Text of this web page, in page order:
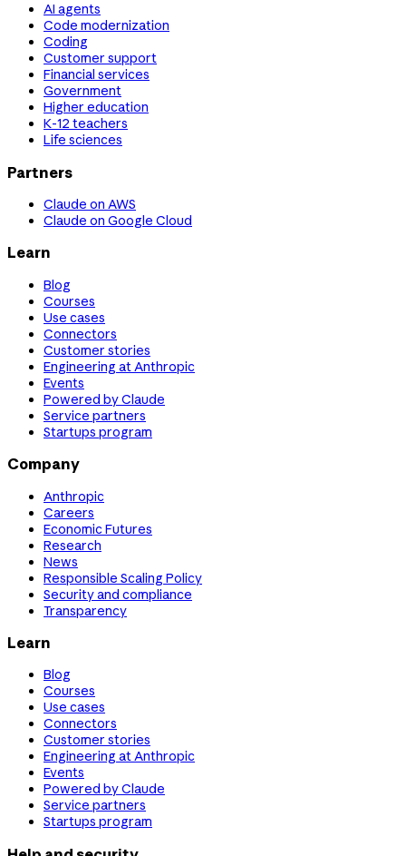
AI agents
Code modernization
Coding
Customer support
Financial services
Government
Higher education
K-12 teachers
Life sciences
Partners
Claude on AWS
Claude on Google Cloud
Learn
Blog
Courses
Use cases
Connectors
Customer stories
Engineering at Anthropic
Events
Powered by Claude
Service partners
Startups program
Company
Anthropic
Careers
Economic Futures
Research
News
Responsible Scaling Policy
Security and compliance
Transparency
Learn
Blog
Courses
Use cases
Connectors
Customer stories
Engineering at Anthropic
Events
Powered by Claude
Service partners
Startups program